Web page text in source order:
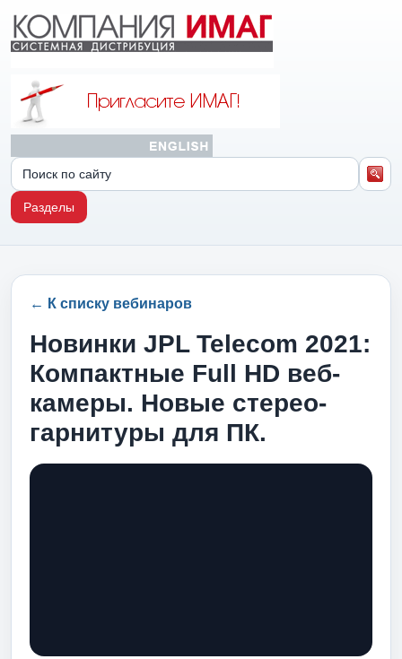
Разделы
← К списку вебинаров
Новинки JPL Telecom 2021:
Компактные Full HD веб-
камеры. Новые стерео-
гарнитуры для ПК.